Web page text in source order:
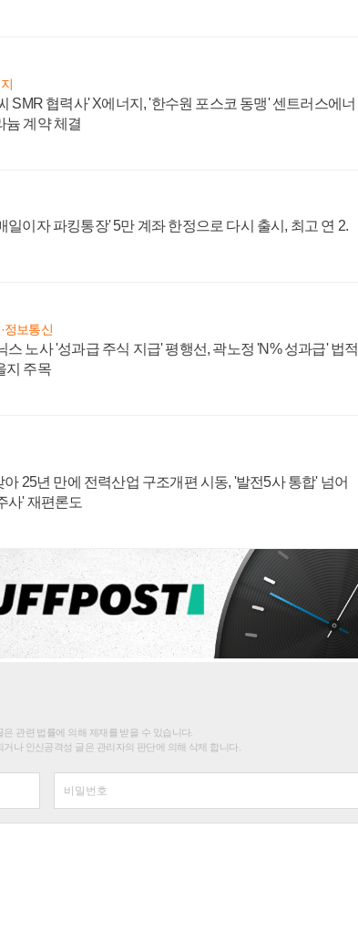
SMR 협력사' X에너지, '한수원 포스코 동맹' 센트러스에너
늄 계약 체결
일이자 파킹통장' 5만 계좌 한정으로 다시 출시, 최고 연 2.
정보통신
스 노사 '성과급 주식 지급' 평행선, 곽노정 'N% 성과급' 법적
지 주목
아 25년 만에 전력산업 구조개편 시동, '발전5사 통합' 넘어
사' 재편론도
관련 법률에 의해 제재를 받을 수 있습니다.
나 인신공격성 글은 관리자의 판단에 의해 삭제 합니다.